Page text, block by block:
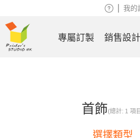
首飾(總計: 1 項
選擇類型
我的
專屬訂製 銷售設計